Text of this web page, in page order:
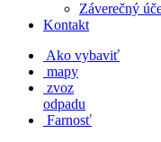
Záverečný
Kontakt
Ako vybaviť
mapy
zvoz
odpadu
Farnosť